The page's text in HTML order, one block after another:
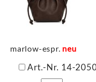
marlow-espr. neu
Art.-Nr. 14-